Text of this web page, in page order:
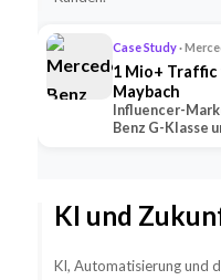
Case Study·
1 Mio+ Traffic
Maybach
Influencer-
Benz G-Klasse
KI und
KI, Automatisierung und